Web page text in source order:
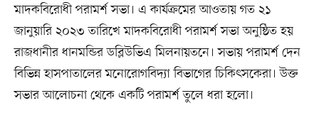
মাদকবিরোধী পরামর্শ সভা। এ কার্যক্রমের আওতায় গত ২১
জানুয়ারি ২০২৩ তারিখে মাদকবিরোধী পরামর্শ সভা অনুষ্ঠিত হয়
রাজধানীর ধানমন্ডির ডব্লিউভিএ মিলনায়তনে। সভায় পরামর্শ দেন
বিভিন্ন হাসপাতালের মনোরোগবিদ্যা বিভাগের চিকিৎসকেরা। উক্ত
সভার আলোচনা থেকে একটি পরামর্শ তুলে ধরা হলো।